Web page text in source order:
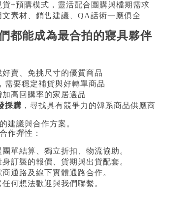
+預購模式，靈活配合團購與檔期需求
素材、銷售建議、QA話術一應俱全
都能成為最合拍的寢具夥伴
好賣、免挑尺寸的優質商品
，需要穩定補貨與好轉單商品
加高回購率的家居選品
採購 ，尋找具有競爭力的韓系商品供應商
建議與合作方案。
作彈性：
單結算、獨立折扣、物流協助。
訂製的報價、貨期與出貨配套。
通路及線下實體通路合作。
何想法歡迎與我們聯繫。